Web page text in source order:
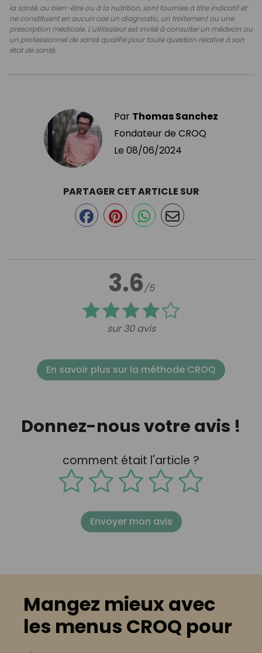
la santé, au bien-être ou à la nutrition, sont fournies à titre indicatif et
ne constituent en aucun cas un diagnostic, un traitement ou une
prescription médicale. L'utilisateur est invité à consulter un médecin ou
un professionnel de santé qualifié pour toute question relative à son
état de santé.
Par Thomas Sanchez
Fondateur de CROQ
Le 08/06/2024
3.6/5
sur 30 avis
PARTAGER CET ARTICLE SUR
En savoir plus sur la méthode CROQ
Donnez-nous votre avis !
comment était l'article ?
Envoyer mon avis
Mangez mieux avec
les menus CROQ pour